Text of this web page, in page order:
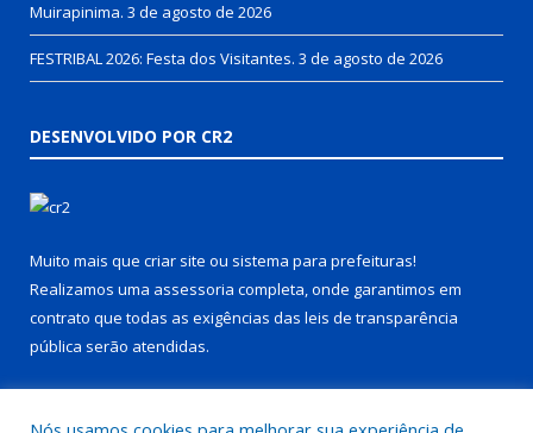
Muirapinima. 3 de agosto de 2026
FESTRIBAL 2026: Festa dos Visitantes. 3 de agosto de 2026
DESENVOLVIDO POR CR2
Muito mais que criar site ou sistema para prefeituras!
Realizamos uma assessoria completa, onde garantimos em
contrato que todas as exigências das leis de transparência
pública serão atendidas.